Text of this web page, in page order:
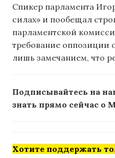
Спикер парламента
силах» и пообещал
парламентской
требование оппозиции
лишь замечанием, что
Подписывайтесь на
знать прямо сейчас о
Хотите поддержать